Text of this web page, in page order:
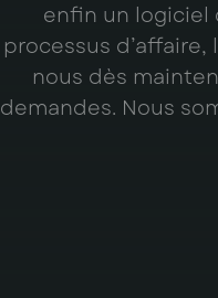
enfin un logiciel
processus
nous dès
demandes. Nous